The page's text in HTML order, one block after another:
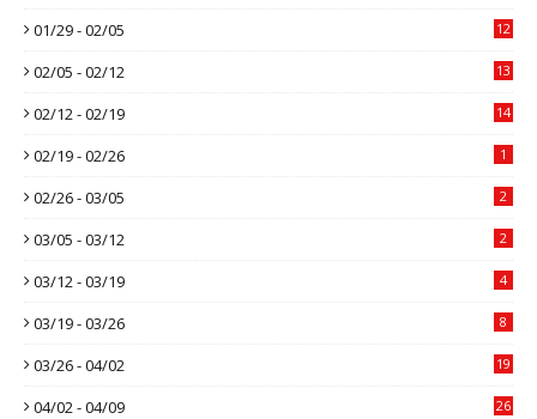
01/29 - 02/05 12
02/05 - 02/12 13
02/12 - 02/19 14
02/19 - 02/26 1
02/26 - 03/05 2
03/05 - 03/12 2
03/12 - 03/19 4
03/19 - 03/26 8
03/26 - 04/02 19
04/02 - 04/09 26